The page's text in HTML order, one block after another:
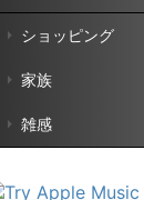
ショッピング
家族
雑感